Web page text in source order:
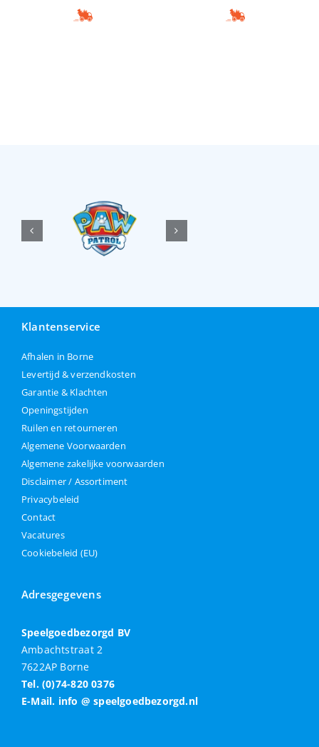
Klantenservice
Afhalen in Borne
Levertijd & verzendkosten
Garantie & Klachten
Openingstijden
Ruilen en retourneren
Algemene Voorwaarden
Algemene zakelijke voorwaarden
Disclaimer / Assortiment
Privacybeleid
Contact
Vacatures
Cookiebeleid (EU)
Adresgegevens
Speelgoedbezorgd BV
Ambachtstraat 2
7622AP Borne
Tel. (0)74-820 0376
E-Mail. info @ speelgoedbezorgd.nl